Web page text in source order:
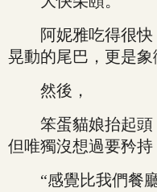
阿妮雅吃得很快
晃動的尾巴，更是象
然後，
笨蛋貓娘抬起頭
但唯獨沒想過要矜
“感覺比我們餐廳